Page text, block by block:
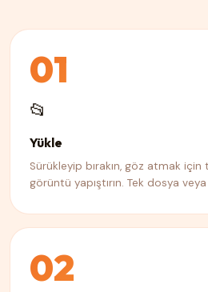
01
📂
Yükle
Sürükleyip bırakın, göz atmak için
görüntü yapıştırın. Tek dosya
02